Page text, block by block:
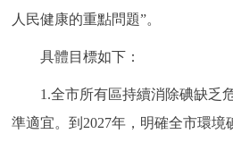
人民健康的重點問題”。
具體目標如下：
1.全市所有區持續消除碘缺乏
準適宜。到2027年，明確全市環